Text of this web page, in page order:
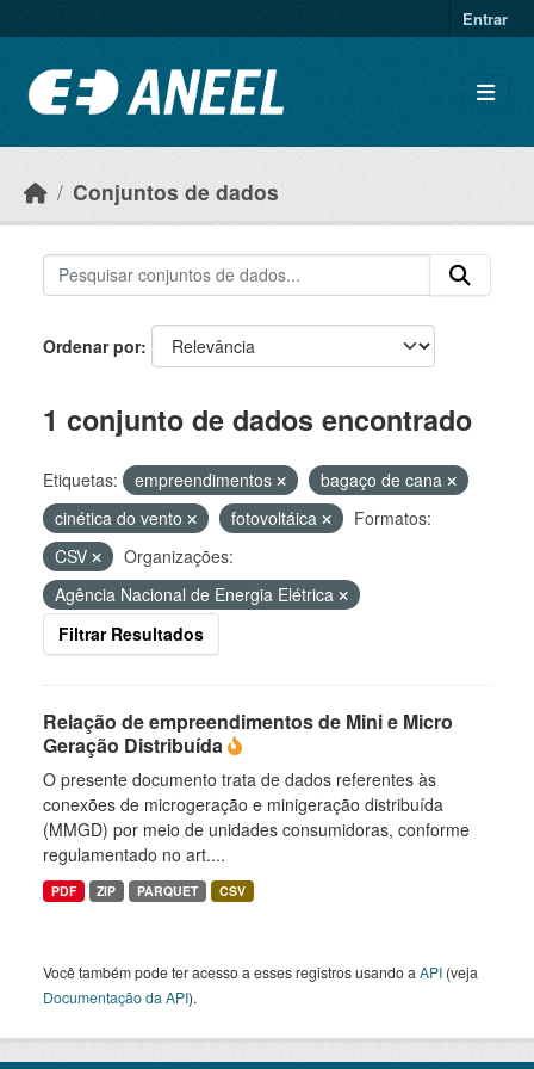
Entrar
Conjuntos de dados
Ordenar por
1 conjunto de dados encontrado
Etiquetas: empreendimentos
bagaço de cana
cinética do vento
fotovoltáica
Formatos:
CSV
Organizações:
Agência Nacional de Energia Elétrica
Filtrar Resultados
Relação de empreendimentos de Mini e Micro
Geração Distribuída
O presente documento trata de dados referentes às
conexões de microgeração e minigeração distribuída
(MMGD) por meio de unidades consumidoras, conforme
regulamentado no art....
PDF ZIP PARQUET CSV
Você também pode ter acesso a esses registros usando a API (veja
Documentação da API).